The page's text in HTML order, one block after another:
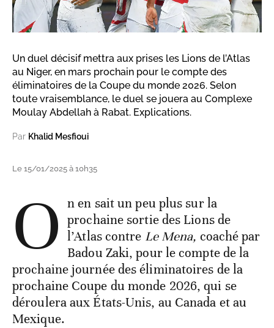
Un duel décisif mettra aux prises les Lions de l’Atlas
au Niger, en mars prochain pour le compte des
éliminatoires de la Coupe du monde 2026. Selon
toute vraisemblance, le duel se jouera au Complexe
Moulay Abdellah à Rabat. Explications.
Par Khalid Mesfioui
Le 15/01/2025 à 10h35
O n en sait un peu plus sur la
prochaine sortie des Lions de
l’Atlas contre Le Mena, coaché par
Badou Zaki, pour le compte de la
prochaine journée des éliminatoires de la
prochaine Coupe du monde 2026, qui se
déroulera aux États-Unis, au Canada et au
Mexique.